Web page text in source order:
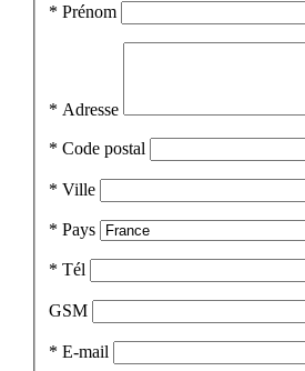
* Prénom
* Adresse
* Code postal
* Ville
* Pays
* Tél
GSM
* E-mail